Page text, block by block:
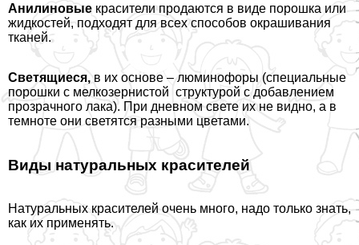
Анилиновые красители продаются в виде порошка или
жидкостей, подходят для всех способов окрашивания
тканей.
Светящиеся, в их основе – люминофоры (специальные
порошки с мелкозернистой структурой с добавлением
прозрачного лака). При дневном свете их не видно, а в
темноте они светятся разными цветами.
Виды натуральных красителей
Натуральных красителей очень много, надо только знать,
как их применять.